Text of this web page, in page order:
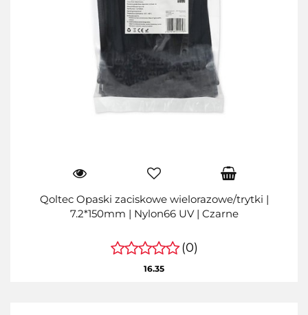
Qoltec Opaski zaciskowe wielorazowe/trytki |
7.2*150mm | Nylon66 UV | Czarne
(0)
16.35